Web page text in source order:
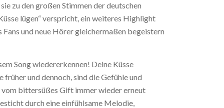
zu den großen Stimmen der deutschen
lügen“ verspricht, ein weiteres Highlight
Fans und neue Hörer gleichermaßen begeistern
Song wiedererkennen! Deine Küsse
früher und dennoch, sind die Gefühle und
vom bittersüßes Gift immer wieder erneut
durch eine einfühlsame Melodie,